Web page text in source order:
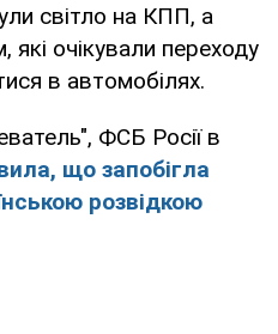
світло на КПП, а
очікували переходу
в автомобілях.
ФСБ Росії в
що запобігла
розвідкою